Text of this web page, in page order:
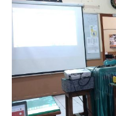
Koperasi
Teather
Aplikasi KBM